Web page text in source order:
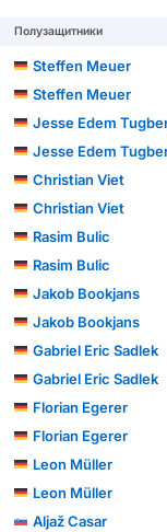
Полузащитники
Steffen Meuer
Steffen Meuer
Jesse Edem
Jesse Edem
Christian Viet
Christian Viet
Rasim Bulic
Rasim Bulic
Jakob Bookjans
Jakob Bookjans
Gabriel Eric Sadlek
Gabriel Eric Sadlek
Florian Egerer
Florian Egerer
Leon Müller
Leon Müller
Aljaž Casar